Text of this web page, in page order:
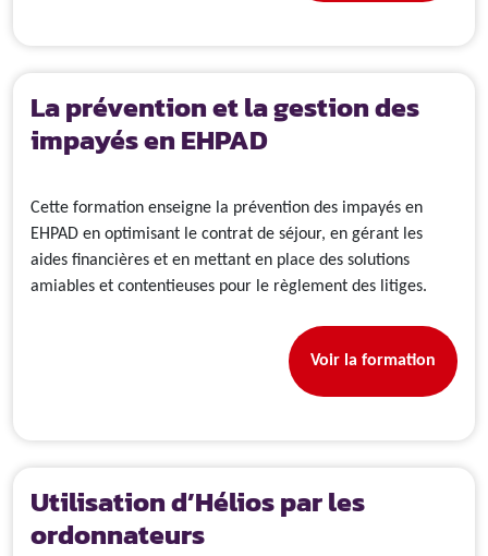
La prévention et la gestion des
impayés en EHPAD
Cette formation enseigne la prévention des impayés en
EHPAD en optimisant le contrat de séjour, en gérant les
aides financières et en mettant en place des solutions
amiables et contentieuses pour le règlement des litiges.
Voir la formation
Utilisation d’Hélios par les
ordonnateurs